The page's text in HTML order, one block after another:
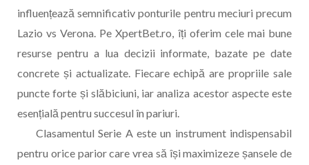
influențează semnificativ ponturile pentru meciuri precum
Lazio vs Verona. Pe XpertBet.ro, îți oferim cele mai bune
resurse pentru a lua decizii informate, bazate pe date
concrete și actualizate. Fiecare echipă are propriile sale
puncte forte și slăbiciuni, iar analiza acestor aspecte este
esențială pentru succesul în pariuri.
Clasamentul Serie A este un instrument indispensabil
pentru orice parior care vrea să își maximizeze șansele de